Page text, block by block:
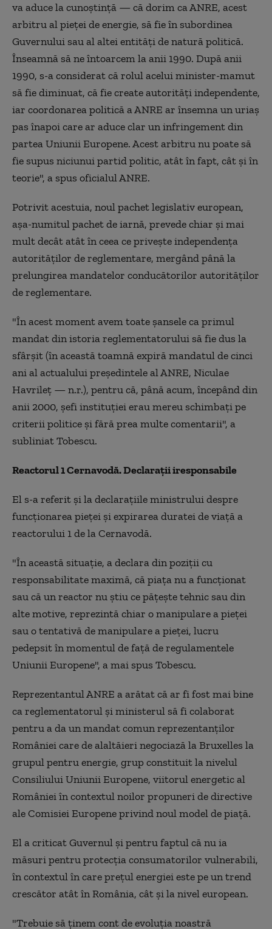
va aduce la cunoștință — că dorim ca ANRE, acest
arbitru al pieței de energie, să fie în subordinea
Guvernului sau al altei entități de natură politică.
Înseamnă să ne întoarcem la anii 1990. După anii
1990, s-a considerat că rolul acelui minister-mamut
să fie diminuat, că fie create autorități independente,
iar coordonarea politică a ANRE ar însemna un uriaș
pas înapoi care ar aduce clar un infringement din
partea Uniunii Europene. Acest arbitru nu poate să
fie supus niciunui partid politic, atât în fapt, cât și în
teorie", a spus oficialul ANRE.
Potrivit acestuia, noul pachet legislativ european,
așa-numitul pachet de iarnă, prevede chiar și mai
mult decât atât în ceea ce privește independența
autorităților de reglementare, mergând până la
prelungirea mandatelor conducătorilor autorităților
de reglementare.
"În acest moment avem toate șansele ca primul
mandat din istoria reglementatorului să fie dus la
sfârșit (în această toamnă expiră mandatul de cinci
ani al actualului președintele al ANRE, Niculae
Havrileț — n.r.), pentru că, până acum, începând din
anii 2000, șefi instituției erau mereu schimbați pe
criterii politice și fără prea multe comentarii", a
subliniat Tobescu.
Reactorul 1 Cernavodă. Declarații iresponsabile
El s-a referit și la declarațiile ministrului despre
funcționarea pieței și expirarea duratei de viață a
reactorului 1 de la Cernavodă.
"În această situație, a declara din poziții cu
responsabilitate maximă, că piața nu a funcționat
sau că un reactor nu știu ce pățește tehnic sau din
alte motive, reprezintă chiar o manipulare a pieței
sau o tentativă de manipulare a pieței, lucru
pedepsit în momentul de față de regulamentele
Uniunii Europene", a mai spus Tobescu.
Reprezentantul ANRE a arătat că ar fi fost mai bine
ca reglementatorul și ministerul să fi colaborat
pentru a da un mandat comun reprezentanților
României care de alaltăieri negociază la Bruxelles la
grupul pentru energie, grup constituit la nivelul
Consiliului Uniunii Europene, viitorul energetic al
României în contextul noilor propuneri de directive
ale Comisiei Europene privind noul model de piață.
El a criticat Guvernul și pentru faptul că nu ia
măsuri pentru protecția consumatorilor vulnerabili,
în contextul în care prețul energiei este pe un trend
crescător atât în România, cât și la nivel european.
"Trebuie să ținem cont de evoluția noastră